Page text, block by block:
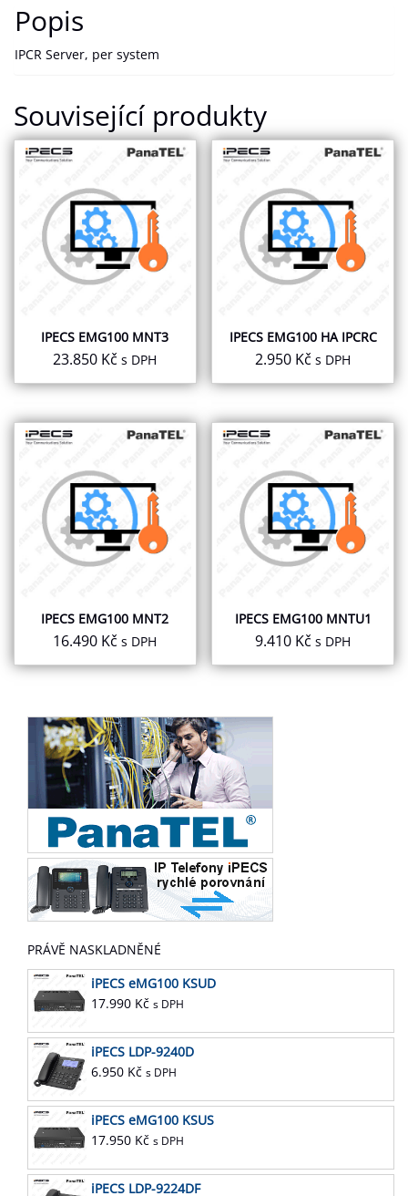
Popis
IPCR Server, per system
Související produkty
IPECS EMG100 MNT3
23.850 Kč s DPH
IPECS EMG100 HA IPCRC
2.950 Kč s DPH
IPECS EMG100 MNT2
16.490 Kč s DPH
IPECS EMG100 MNTU1
9.410 Kč s DPH
PRÁVĚ NASKLADNĚNÉ
iPECS eMG100 KSUD
17.990 Kč s DPH
iPECS LDP-9240D
6.950 Kč s DPH
iPECS eMG100 KSUS
17.950 Kč s DPH
iPECS LDP-9224DF